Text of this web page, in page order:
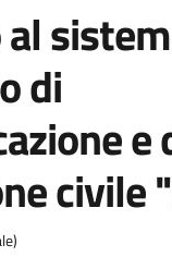
di
e
civile